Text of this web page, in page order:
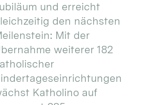
und erreicht
den nächsten
Mit der
weiterer 182
Katholino auf